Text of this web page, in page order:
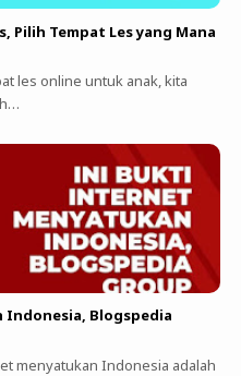
Pilih Tempat Les yang Mana
les online untuk anak, kita
Blogspedia
menyatukan Indonesia adalah